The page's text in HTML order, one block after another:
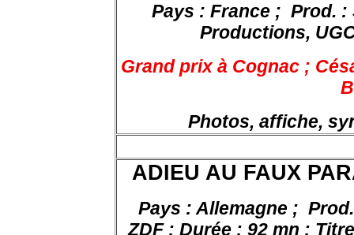
Pays : France ; Prod. :
Productions,
Grand prix à Cognac ;
Photos, affiche,
ADIEU AU FAUX
Pays : Allemagne ;
ZDF ; Durée : 92 mn ;